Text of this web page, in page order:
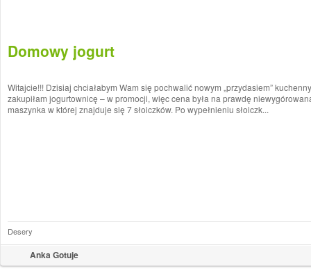
Domowy jogurt
Witajcie!!! Dzisiaj chciałabym Wam się pochwalić nowym „przydasiem”
zakupiłam jogurtownicę – w promocji, więc cena była na prawdę
maszynka w której znajduje się 7 słoiczków. Po wypełnieniu słoiczk...
Anka Gotuje
Desery